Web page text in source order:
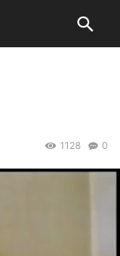
0
1128